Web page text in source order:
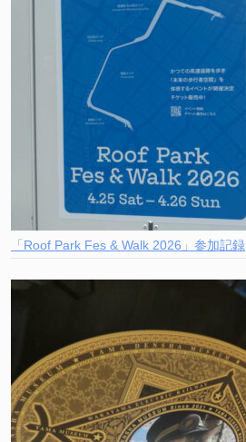
「Roof Park Fes & Walk 2026」参加記録